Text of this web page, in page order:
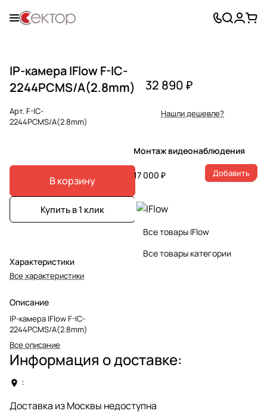
IP-камера IFlow F-IC-
2244PCMS/A(2.8mm)
Арт.F-IC-
2244PCMS/A(2.8mm)
В корзину
Купить в 1 клик
Характеристики
Все характеристики
Описание
IP-камера IFlow F-IC-
2244PCMS/A(2.8mm)
Все описание
32 890 ₽
Нашли дешевле?
Монтаж видеонаблюдения
17 000 ₽ Добавить
Все товары IFlow
Все товары категории
Информация о доставке:
:
Доставка из Москвы недоступна